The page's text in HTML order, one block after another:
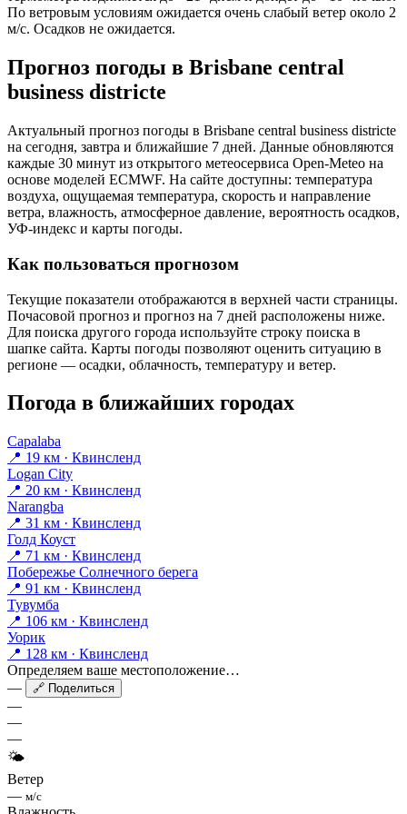
По ветровым условиям ожидается очень слабый ветер около 2
м/с. Осадков не ожидается.
Прогноз погоды в Brisbane central
business districtе
Актуальный прогноз погоды в Brisbane central business districtе
на сегодня, завтра и ближайшие 7 дней. Данные обновляются
каждые 30 минут из открытого метеосервиса Open-Meteo на
основе моделей ECMWF. На сайте доступны: температура
воздуха, ощущаемая температура, скорость и направление
ветра, влажность, атмосферное давление, вероятность осадков,
УФ-индекс и карты погоды.
Как пользоваться прогнозом
Текущие показатели отображаются в верхней части страницы.
Почасовой прогноз и прогноз на 7 дней расположены ниже.
Для поиска другого города используйте строку поиска в
шапке сайта. Карты погоды позволяют оценить ситуацию в
регионе — осадки, облачность, температуру и ветер.
Погода в ближайших городах
Capalaba
📍 19 км · Квинсленд
Logan City
📍 20 км · Квинсленд
Narangba
📍 31 км · Квинсленд
Голд Коуст
📍 71 км · Квинсленд
Побережье Солнечного берега
📍 91 км · Квинсленд
Тувумба
📍 106 км · Квинсленд
Уорик
📍 128 км · Квинсленд
Определяем ваше местоположение…
—
🔗 Поделиться
—
—
—
🌤
Ветер
— м/с